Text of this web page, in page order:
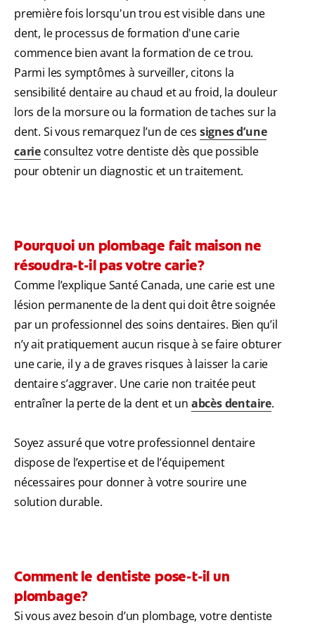
première fois lorsqu'un trou est visible dans une
dent, le processus de formation d'une carie
commence bien avant la formation de ce trou.
Parmi les symptômes à surveiller, citons la
sensibilité dentaire au chaud et au froid, la douleur
lors de la morsure ou la formation de taches sur la
dent. Si vous remarquez l’un de ces signes d’une
carie consultez votre dentiste dès que possible
pour obtenir un diagnostic et un traitement.
Pourquoi un plombage fait maison ne
résoudra-t-il pas votre carie?
Comme l’explique Santé Canada, une carie est une
lésion permanente de la dent qui doit être soignée
par un professionnel des soins dentaires. Bien qu’il
n’y ait pratiquement aucun risque à se faire obturer
une carie, il y a de graves risques à laisser la carie
dentaire s’aggraver. Une carie non traitée peut
entraîner la perte de la dent et un abcès dentaire.
Soyez assuré que votre professionnel dentaire
dispose de l’expertise et de l’équipement
nécessaires pour donner à votre sourire une
solution durable.
Comment le dentiste pose-t-il un
plombage?
Si vous avez besoin d’un plombage, votre dentiste